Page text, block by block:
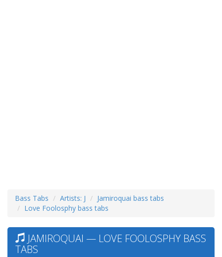
Bass Tabs Artists: J
Jamiroquai bass tabs
Love Foolosphy bass tabs
JAMIROQUAI — LOVE FOOLOSPHY BASS
TABS